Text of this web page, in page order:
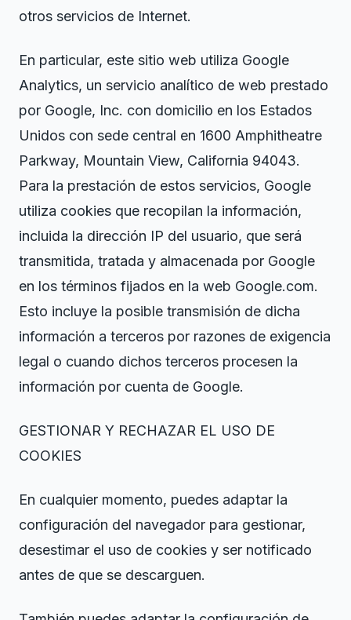
otros servicios de Internet.
En particular, este sitio web utiliza Google
Analytics, un servicio analítico de web prestado
por Google, Inc. con domicilio en los Estados
Unidos con sede central en 1600 Amphitheatre
Parkway, Mountain View, California 94043.
Para la prestación de estos servicios, Google
utiliza cookies que recopilan la información,
incluida la dirección IP del usuario, que será
transmitida, tratada y almacenada por Google
en los términos fijados en la web Google.com.
Esto incluye la posible transmisión de dicha
información a terceros por razones de exigencia
legal o cuando dichos terceros procesen la
información por cuenta de Google.
GESTIONAR Y RECHAZAR EL USO DE
COOKIES
En cualquier momento, puedes adaptar la
configuración del navegador para gestionar,
desestimar el uso de cookies y ser notificado
antes de que se descarguen.